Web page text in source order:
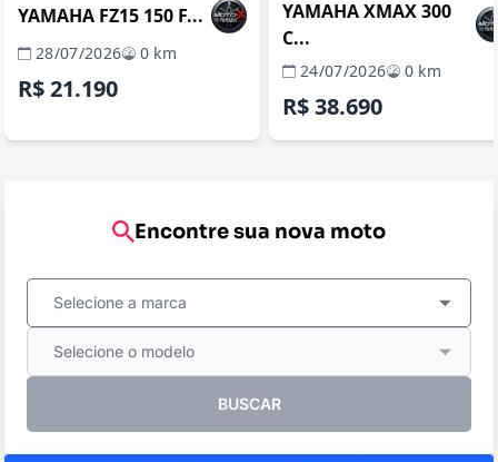
REVENDA VERIFICADA
YAMAHA FZ15 150 F...
28/07/2026 0 km
R$ 21.190
REVENDA VERIFICADA
YAMAHA XMAX 300
C...
24/07/2026 0 km
R$ 38.690
Encontre sua nova moto
Selecione a marca
Selecione o modelo
BUSCAR